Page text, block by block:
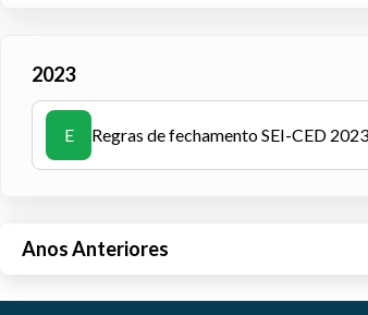
2023
E Regras de fechamento SEI-CED
Anos Anteriores